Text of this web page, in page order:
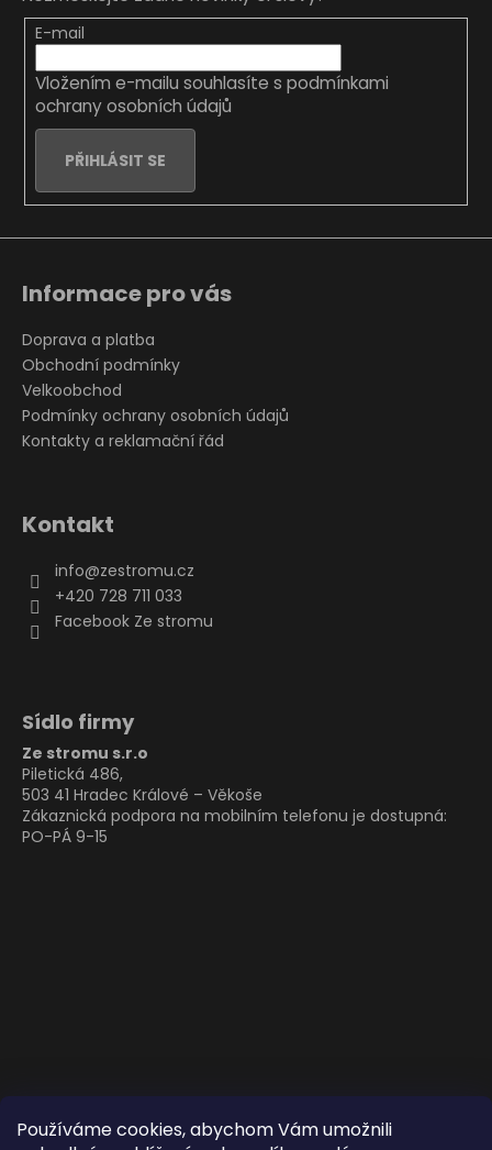
Používáme cookies, abychom Vám umožnili
E-mail
Vložením e-mailu souhlasíte s podmínkami
ochrany osobních údajů
PŘIHLÁSIT SE
Informace pro vás
Doprava a platba
Obchodní podmínky
Velkoobchod
Podmínky ochrany osobních údajů
Kontakty a reklamační řád
Kontakt
info@zestromu.cz
+420 728 711 033
Facebook Ze stromu
Sídlo firmy
Ze stromu s.r.o
Piletická 486,
503 41 Hradec Králové – Věkoše
Zákaznická podpora na mobilním telefonu je dostupná:
PO-PÁ 9-15